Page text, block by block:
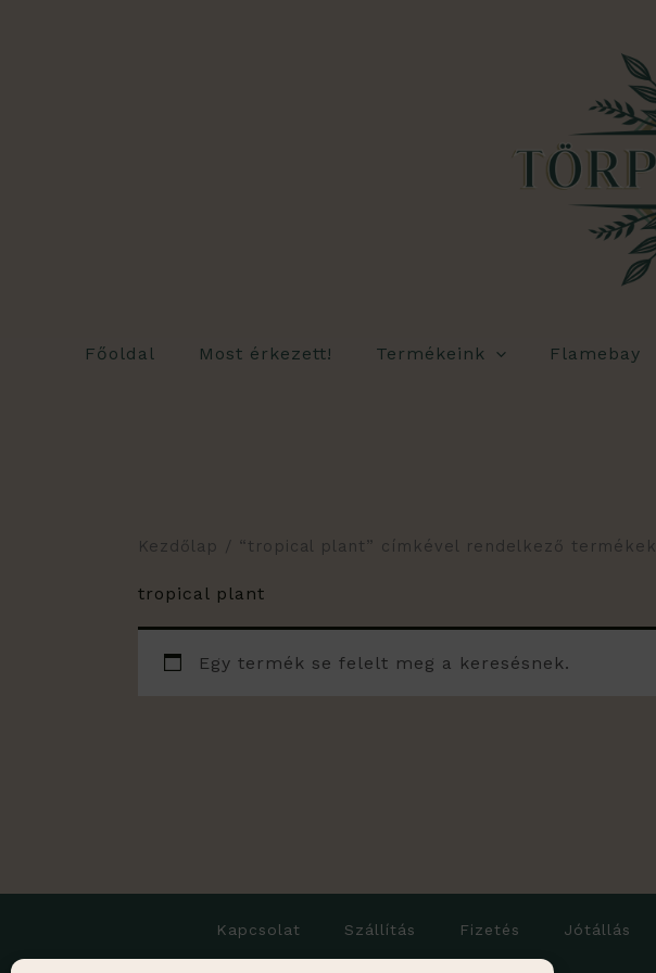
Főoldal Most érkezett! Termékeink Flamebay
Kezdőlap / “tropical plant” címkével rendelkező termékek
tropical plant
Egy termék se felelt meg a keresésnek.
Kapcsolat Szállítás Fizetés Jótállás